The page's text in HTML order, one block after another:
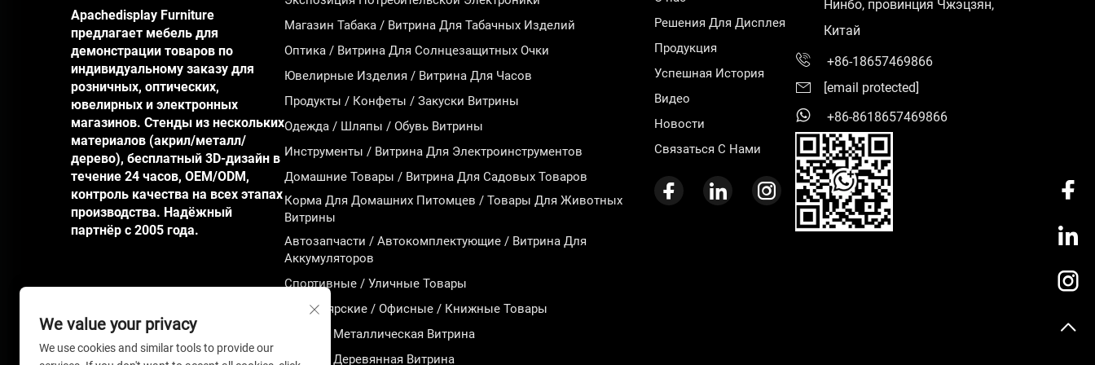
Apachedisplay Furniture
предлагает мебель для
демонстрации товаров по
индивидуальному заказу для
розничных, оптических,
ювелирных и электронных
магазинов. Стенды из нескольких
материалов (акрил/металл/
дерево), бесплатный 3D-дизайн в
течение 24 часов, OEM/ODM,
контроль качества на всех этапах
производства. Надёжный
партнёр с 2005 года.
Магазин Табака / Витрина Для Табачных Изделий
Оптика / Витрина Для Солнцезащитных Очки
Ювелирные Изделия / Витрина Для Часов
Продукты / Конфеты / Закуски Витрины
Одежда / Шляпы / Обувь Витрины
Инструменты / Витрина Для Электроинструментов
Домашние Товары / Витрина Для Садовых Товаров
Корма Для Домашних Питомцев / Товары Для Животных
Витрины
Автозапчасти / Автокомплектующие / Витрина Для
Аккумуляторов
Спортивные / Уличные Товары
Канцелярские / Офисные / Книжные Товары
Горячая Металлическая Витрина
Горячая Деревянная Витрина
Решения Для Дисплея
Продукция
Успешная История
Видео
Новости
Связаться С Нами
Нинбо, провинция Чжэцзян,
Китай
+86-18657469866
[email protected]
+86-8618657469866
We value your privacy
We use cookies and similar tools to provide our